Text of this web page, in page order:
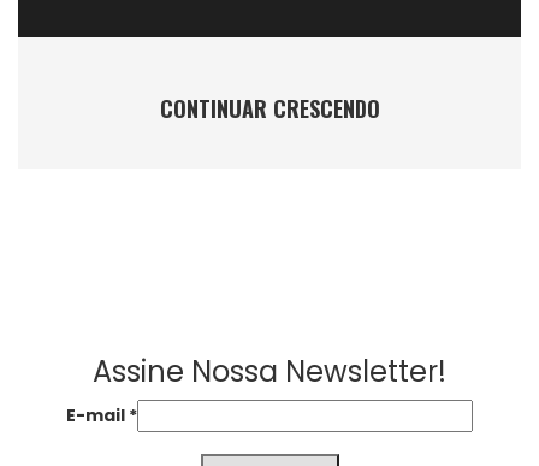
CONTINUAR CRESCENDO
Assine Nossa Newsletter!
E-mail *